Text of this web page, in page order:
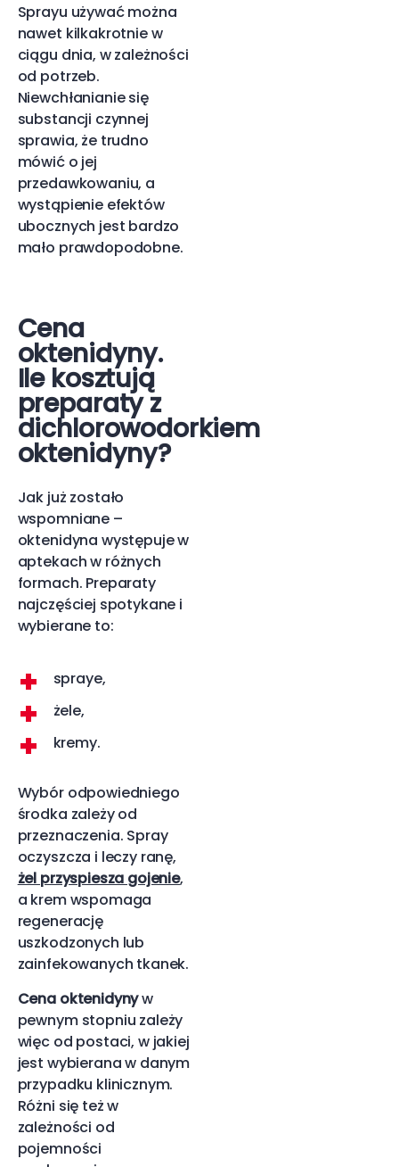
Sprayu używać można
nawet kilkakrotnie w
ciągu dnia, w zależności
od potrzeb.
Niewchłanianie się
substancji czynnej
sprawia, że trudno
mówić o jej
przedawkowaniu, a
wystąpienie efektów
ubocznych jest bardzo
mało prawdopodobne.
Cena
oktenidyny.
Ile kosztują
preparaty z
dichlorowodorkiem
oktenidyny?
Jak już zostało
wspomniane –
oktenidyna występuje w
aptekach w różnych
formach. Preparaty
najczęściej spotykane i
wybierane to:
spraye,
żele,
kremy.
Wybór odpowiedniego
środka zależy od
przeznaczenia. Spray
oczyszcza i leczy ranę,
żel przyspiesza gojenie,
a krem wspomaga
regenerację
uszkodzonych lub
zainfekowanych tkanek.
Cena oktenidynyw
pewnym stopniu zależy
więc od postaci, w jakiej
jest wybierana w danym
przypadku klinicznym.
Różni się też w
zależności od
pojemności